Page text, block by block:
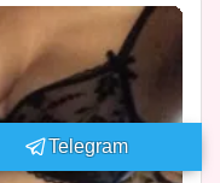
Telegram